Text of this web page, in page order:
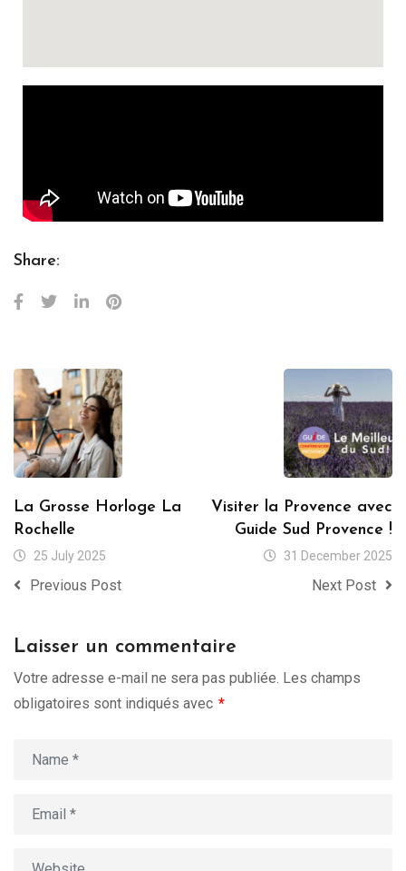
Share:
La Grosse Horloge La
Rochelle
25 July 2025
Previous Post
Visiter la Provence avec
Guide Sud Provence !
31 December 2025
Next Post
Laisser un commentaire
Votre adresse e-mail ne sera pas publiée. Les champs
obligatoires sont indiqués avec *